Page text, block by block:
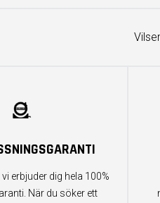
erbjuder dig hela 100%
När du söker ett